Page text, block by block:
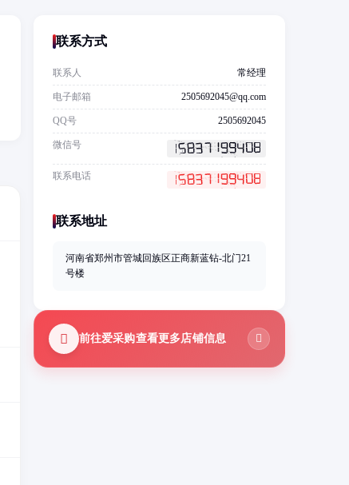
联系方式
联系人 常经理
电子邮箱 2505692045@qq.com
QQ号 2505692045
微信号
联系电话
联系地址
河南省郑州市管城回族区正商新蓝钻-北门21
号楼
前往爱采购查看更多店铺信息